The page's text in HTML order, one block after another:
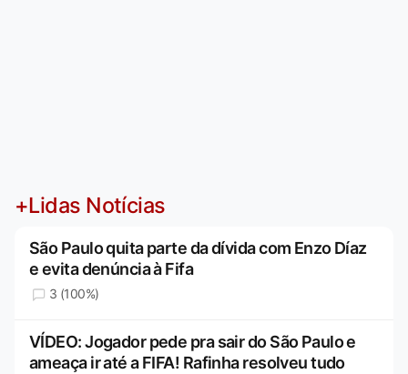
+Lidas Notícias
São Paulo quita parte da dívida com Enzo Díaz
e evita denúncia à Fifa
3 (100%)
VÍDEO: Jogador pede pra sair do São Paulo e
ameaça ir até a FIFA! Rafinha resolveu tudo